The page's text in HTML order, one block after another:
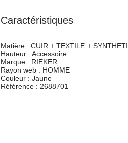
Caractéristiques
Matière : CUIR + TEXTILE + SYNTHETI
Hauteur : Accessoire
Marque : RIEKER
Rayon web : HOMME
Couleur : Jaune
Référence : 2688701